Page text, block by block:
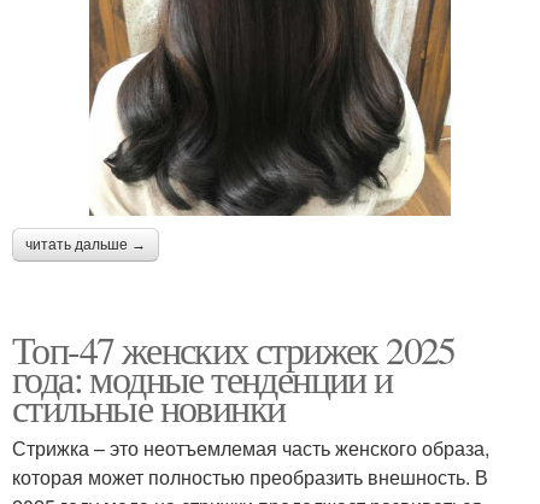
читать дальше →
Топ-47 женских стрижек 2025
года: модные тенденции и
стильные новинки
Стрижка – это неотъемлемая часть женского образа,
которая может полностью преобразить внешность. В